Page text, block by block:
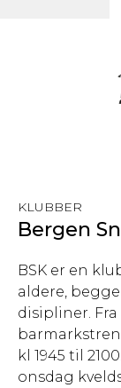
KLUBBER
Bergen
BSK er en
aldere,
disipliner.
kl 1945 til
onsdag